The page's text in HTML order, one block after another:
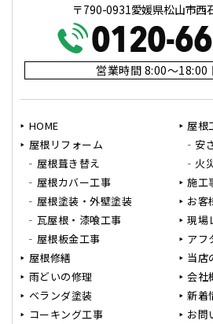
〒790-0931愛媛県松山市西
営業時間 8:00～18:00
HOME
屋根リフォーム
屋根葺き替え
屋根カバー工事
屋根塗装・外壁塗装
瓦屋根・漆喰工事
屋根板金工事
屋根修繕
雨どいの修理
ベランダ塗装
コーキング工事
屋根
安
火
施工
お客
現場
アフ
当店
会社
新着
お問